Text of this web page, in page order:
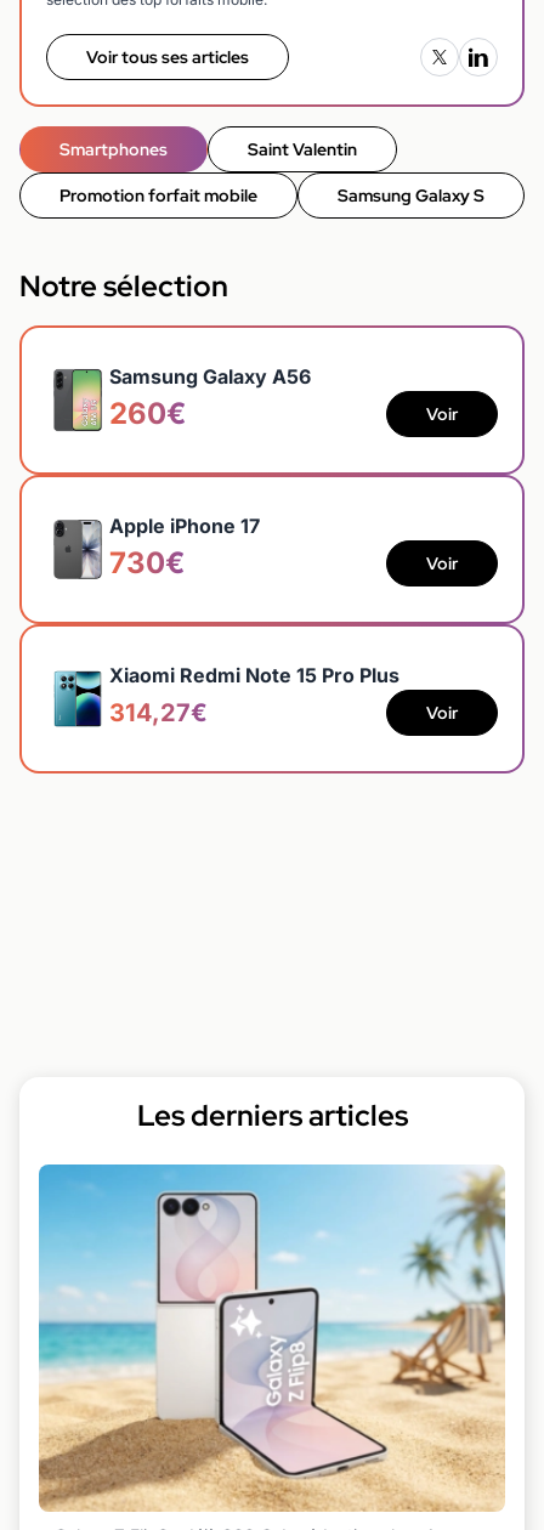
Voir tous ses articles
Smartphones Saint Valentin
Promotion forfait mobile Samsung Galaxy S
Notre sélection
Samsung Galaxy A56
260€ Voir
Apple iPhone 17
730€ Voir
Xiaomi Redmi Note 15 Pro Plus
314,27€ Voir
Les derniers articles